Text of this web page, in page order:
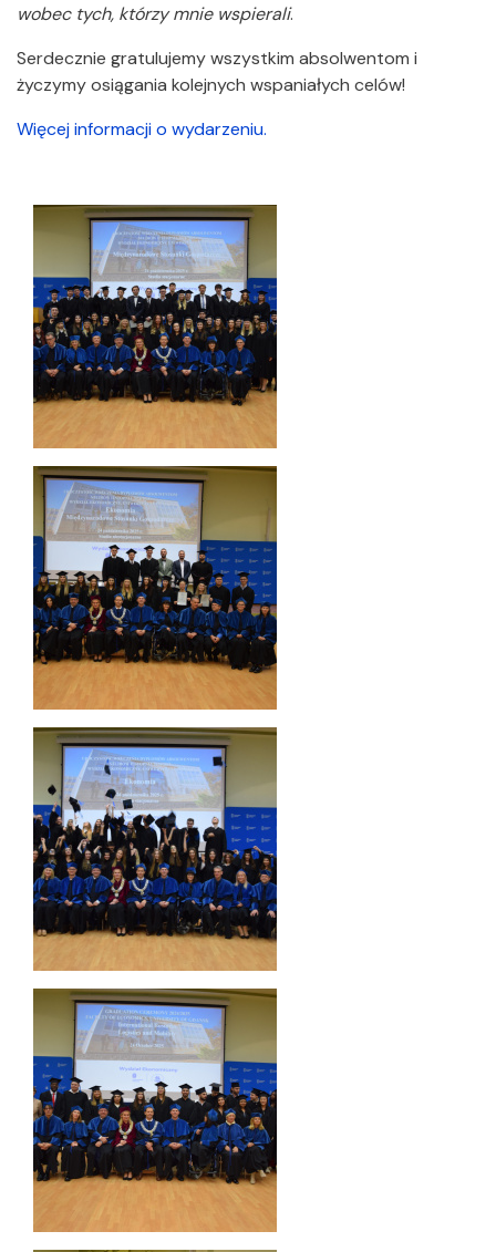
wobec tych, którzy mnie wspierali.
Serdecznie gratulujemy wszystkim absolwentom i
życzymy osiągania kolejnych wspaniałych celów!
Więcej informacji o wydarzeniu.